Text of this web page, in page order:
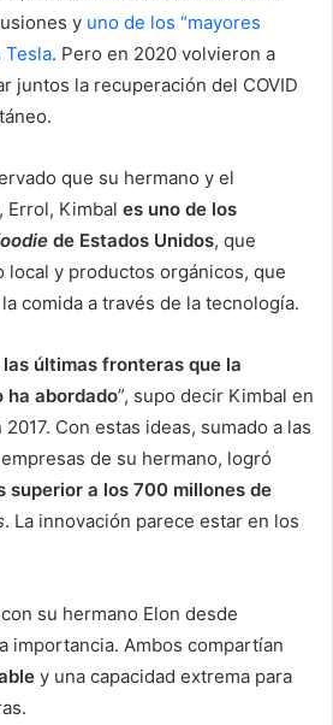
y uno de los “mayores
Tesla. Pero en 2020 volvieron a
juntos la recuperación del COVID
que su hermano y el
Errol, Kimbal es uno de los
de Estados Unidos, que
local y productos orgánicos, que
comida a través de la tecnología.
las últimas fronteras que la
ha abordado”, supo decir Kimbal en
2017. Con estas ideas, sumado a las
de su hermano, logró
superior a los 700 millones de
. La innovación parece estar en los
su hermano Elon desde
importancia. Ambos compartían
y una capacidad extrema para